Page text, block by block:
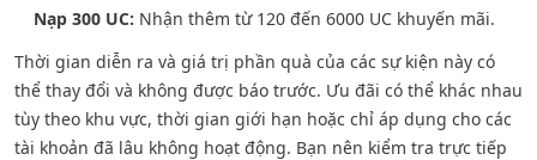
Nạp 300 UC: Nhận thêm từ 120 đến 6000 UC khuyến mãi.
Thời gian diễn ra và giá trị phần quà của các sự kiện này có
thể thay đổi và không được báo trước. Ưu đãi có thể khác nhau
tùy theo khu vực, thời gian giới hạn hoặc chỉ áp dụng cho các
tài khoản đã lâu không hoạt động. Bạn nên kiểm tra trực tiếp